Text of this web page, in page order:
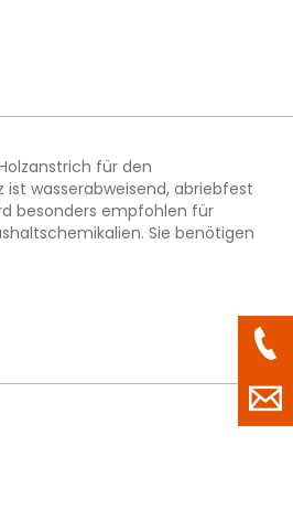
für den
ist wasserabweisend, abriebfest
besonders empfohlen für
Sie benötigen